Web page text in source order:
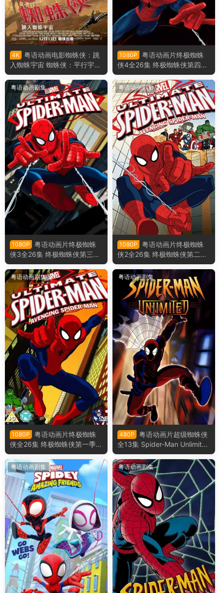
4K 粤语动画电影蜘蛛侠：跳
入蜘蛛宇宙 蜘蛛侠：平行宇宙
粤语版
1080P
粤语动画片终极蜘蛛
侠4全26集 终极蜘蛛侠第四季
粤语版
粤语动画剧集
1080P
粤语动画片终极蜘蛛
侠3全26集 终极蜘蛛侠第三季
粤语版
粤语动画剧集
1080P
粤语动画片终极蜘蛛
侠2全26集 终极蜘蛛侠第二季
粤语版
粤语动画剧集
1080P
粤语动画片终极蜘蛛
侠全26集 终极蜘蛛侠第一季粤
语版
粤语动画剧集
480P
粤语动画片超级蜘蛛侠
全13集 Spider-Man Unlimited
粤语版
粤语动画剧集 粤语动画剧集